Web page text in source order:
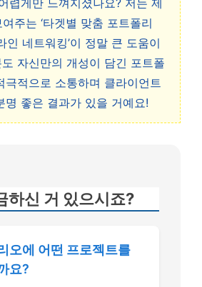
렵게만 느껴지셨나요? 저는 제
주는 ‘타겟별 맞춤 포트폴리
인 네트워킹’이 정말 큰 도움이
자신만의 개성이 담긴 포트폴
극적으로 소통하며 클라이언트
명 좋은 결과가 있을 거예요!
하신 거 있으시죠?
오에 어떤 프로젝트를
요?